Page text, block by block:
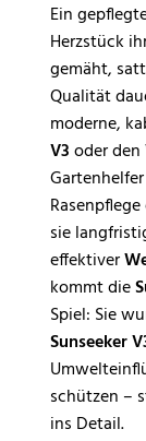
Ein
Herzstück
gemäht,
Qualität
moderne,
V3oder den
sie
effektiver
kommt die
Spiel: Sie
Sunseeker
schützen –
ins Detail.